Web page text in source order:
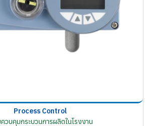
Process Control
วบคุมกระบวนการผลิตในโรงงาน